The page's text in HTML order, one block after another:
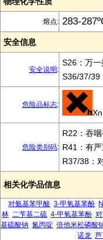
熔点: 283-
安全信息
安全说明 :
S26：万
S36/37/39
危险品标志:
危险类别码:
R22：吞咽
R41：有严
R37/38：
相关化学品信息
对氨基苯甲酸 3-甲氧基苯酚
林 二苄基二硫 4-甲氧基苯酚
基硫酸钠 氮丙啶 倍他米松磷酸
诺龙